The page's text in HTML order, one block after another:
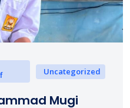
Uncategorized
Mugi